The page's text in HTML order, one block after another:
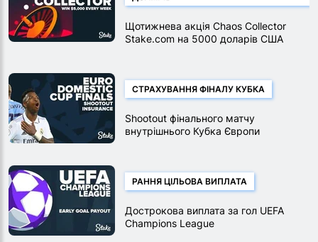
Щотижнева акція Chaos Collector
Stake.com на 5000 доларів США
СТРАХУВАННЯ ФІНАЛУ КУБКА
Shootout фінального матчу
внутрішнього Кубка Європи
РАННЯ ЦІЛЬОВА ВИПЛАТА
Дострокова виплата за гол UEFA
Champions League